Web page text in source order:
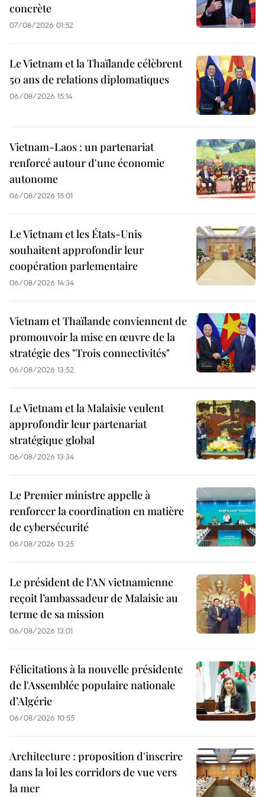
concrète
07/08/2026 01:52
Le Vietnam et la Thaïlande célèbrent
50 ans de relations diplomatiques
06/08/2026 15:14
Vietnam-Laos : un partenariat
renforcé autour d'une économie
autonome
06/08/2026 15:01
Le Vietnam et les États-Unis
souhaitent approfondir leur
coopération parlementaire
06/08/2026 14:34
Vietnam et Thaïlande conviennent de
promouvoir la mise en œuvre de la
stratégie des "Trois connectivités"
06/08/2026 13:52
Le Vietnam et la Malaisie veulent
approfondir leur partenariat
stratégique global
06/08/2026 13:34
Le Premier ministre appelle à
renforcer la coordination en matière
de cybersécurité
06/08/2026 13:25
Le président de l’AN vietnamienne
reçoit l’ambassadeur de Malaisie au
terme de sa mission
06/08/2026 13:01
Félicitations à la nouvelle présidente
de l'Assemblée populaire nationale
d’Algérie
06/08/2026 10:55
Architecture : proposition d'inscrire
dans la loi les corridors de vue vers
la mer